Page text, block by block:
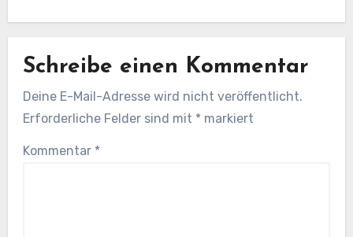
Schreibe einen Kommentar
Deine E-Mail-Adresse wird nicht veröffentlicht.
Erforderliche Felder sind mit * markiert
Kommentar *